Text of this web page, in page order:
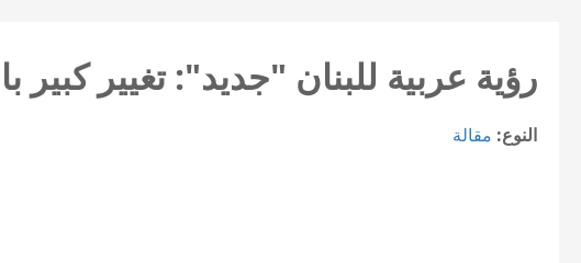
رؤية عربية للبنان "جديد": تغيير كبير
النوع: مقالة